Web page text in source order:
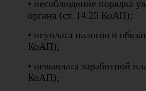
• несоблюдение порядка
органа (ст. 14.25 КоАП);
• неуплата налогов и
КоАП);
• невыплата заработной
КоАП);